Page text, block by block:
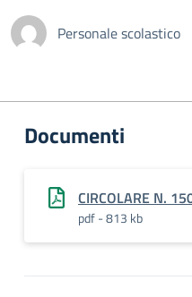
Personale scolastico
Documenti
CIRCOLARE N.
pdf - 813 kb